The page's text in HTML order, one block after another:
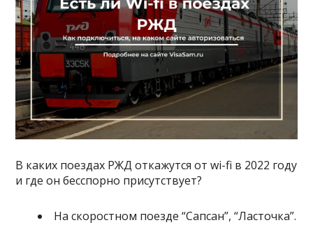
В каких поездах РЖД откажутся от wi-fi в 2022 году
и где он бесспорно присутствует?
На скоростном поезде “Сапсан”, “Ласточка”.